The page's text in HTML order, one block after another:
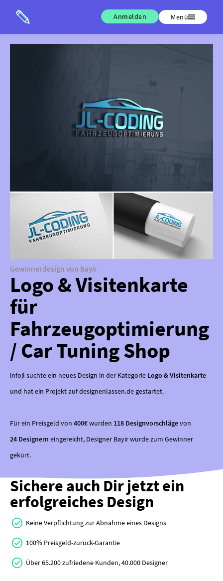
Anmelden Menü
Gewinnerdesign von Bayir
Logo & Visitenkarte
für
Fahrzeugoptimierung
/ Car Tuning Shop
infojl suchte ein neues Design in der Kategorie Logo & Visitenkarte
und hat ein Projekt auf designenlassen.de gestartet.
Für ein Preisgeld von 400€wurden 118 Designvorschlägevon
24 Designern eingereicht, Designer Bayir wurde zum Gewinner
gekürt.
Sichere auch Dir jetzt ein
erfolgreiches Design
Keine Verpflichtung zur Abnahme eines Designs
100% Preisgeld-zurück-Garantie
Über 65.200 zufriedene Kunden, 40.000 Designer